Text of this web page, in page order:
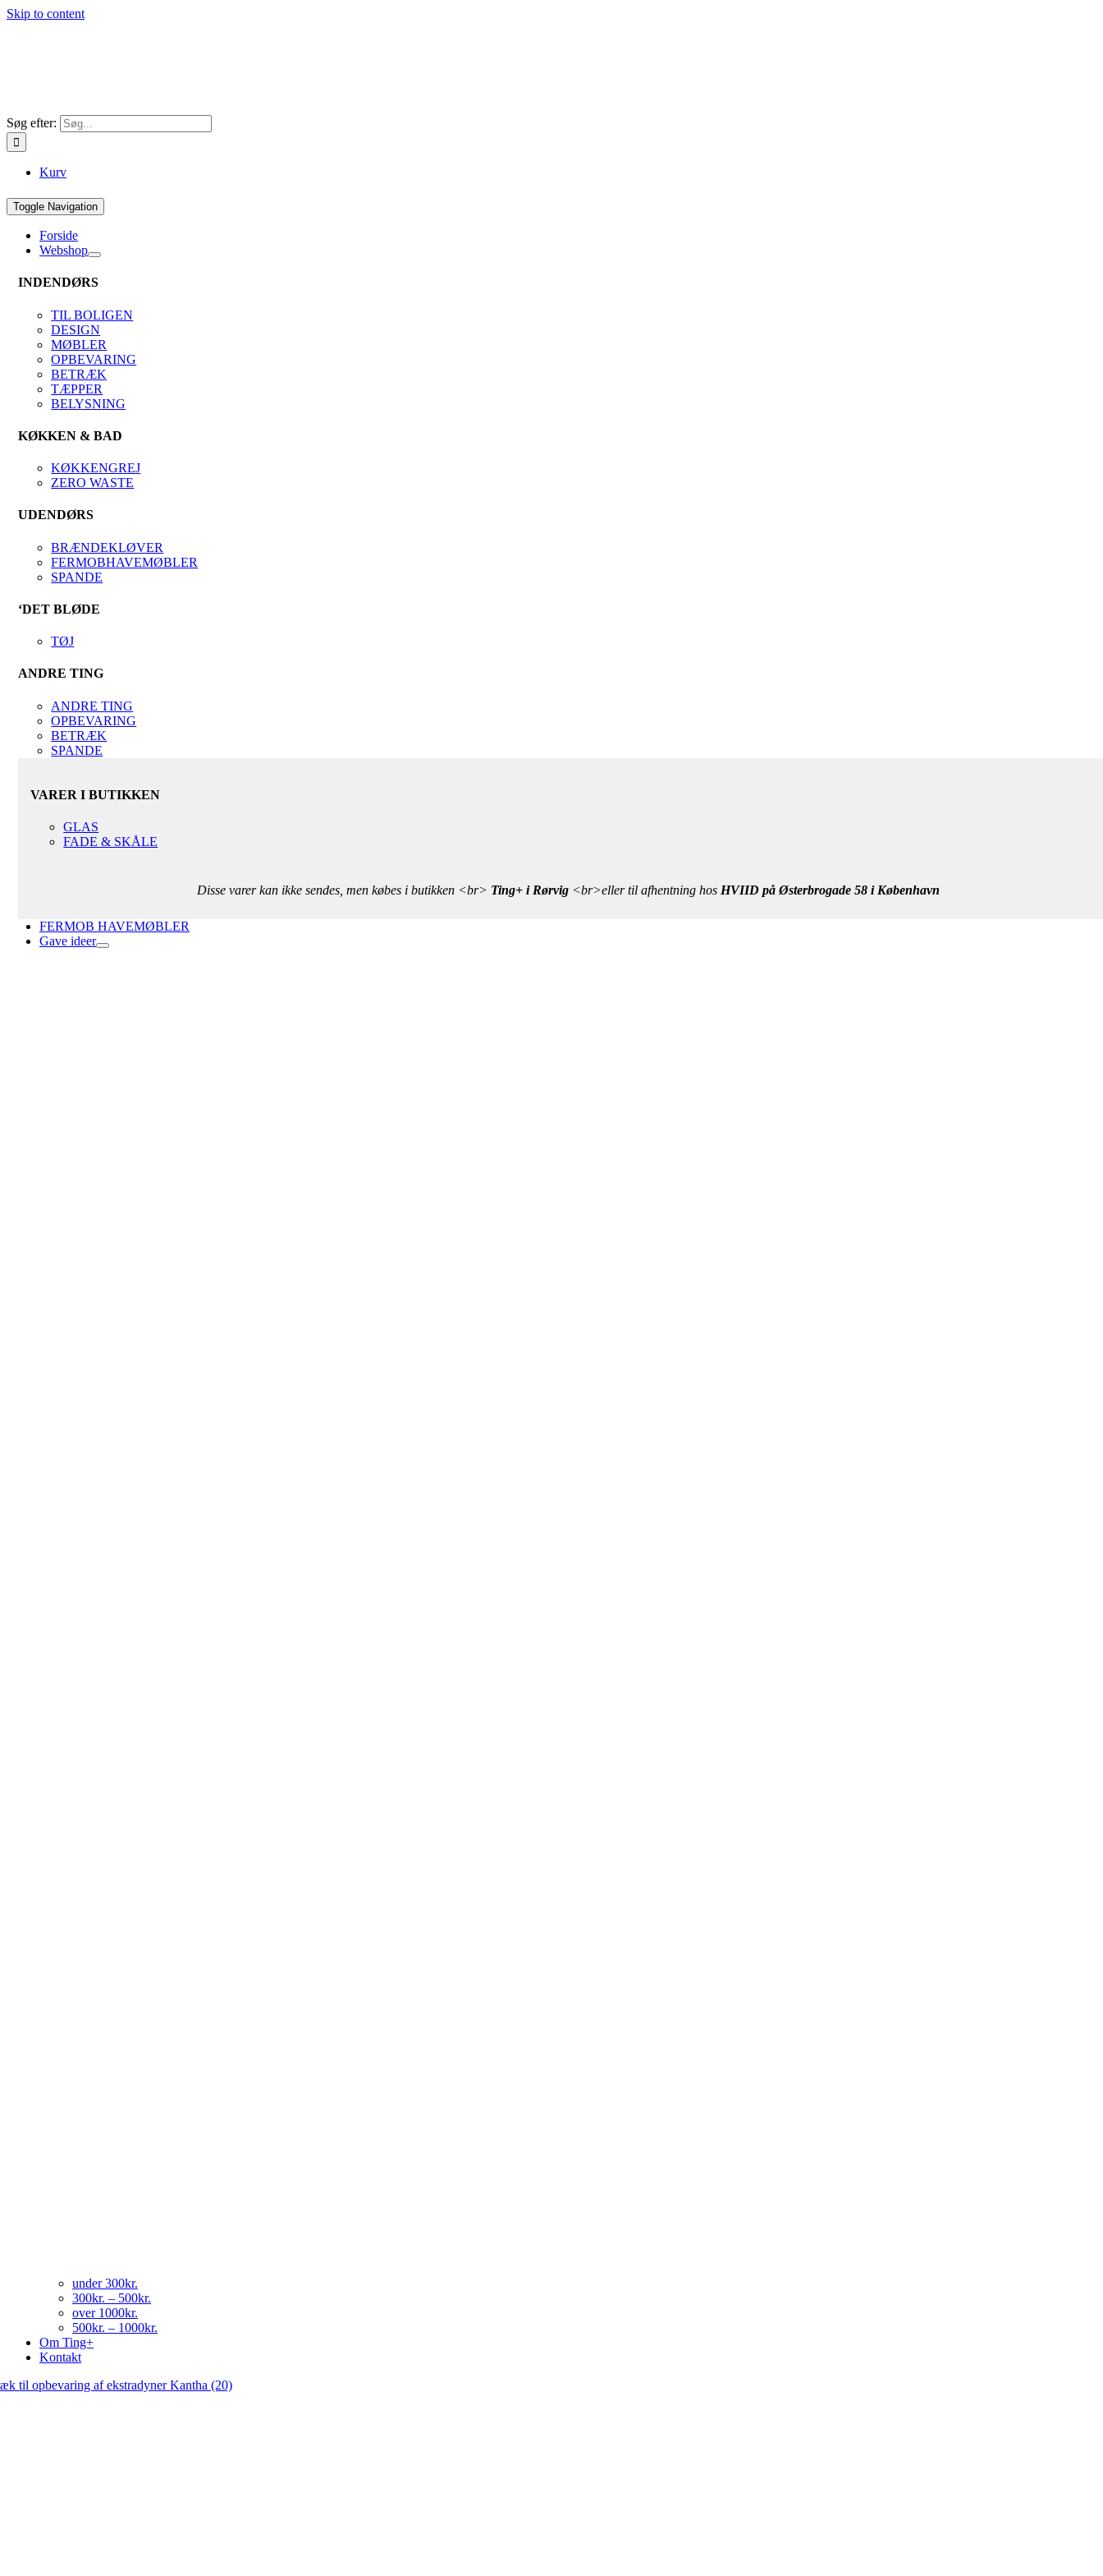
Skip to content
Søg efter:
Kurv
Toggle Navigation
Forside
Webshop
INDENDØRS
TIL BOLIGEN
DESIGN
MØBLER
OPBEVARING
BETRÆK
TÆPPER
BELYSNING
KØKKEN & BAD
KØKKENGREJ
ZERO WASTE
UDENDØRS
BRÆNDEKLØVER
FERMOBHAVEMØBLER
SPANDE
‘DET BLØDE
TØJ
ANDRE TING
ANDRE TING
OPBEVARING
BETRÆK
SPANDE
VARER I BUTIKKEN
GLAS
FADE & SKÅLE
Disse varer kan ikke sendes, men købes i butikken <br> Ting+ i Rørvig<br>eller til afhentning hos HVIID på Østerbrogade 58 i København
FERMOB HAVEMØBLER
Gave ideer
under 300kr.
300kr. – 500kr.
over 1000kr.
500kr. – 1000kr.
Om Ting+
Kontakt
til opbevaring af ekstradyner Kantha (20)